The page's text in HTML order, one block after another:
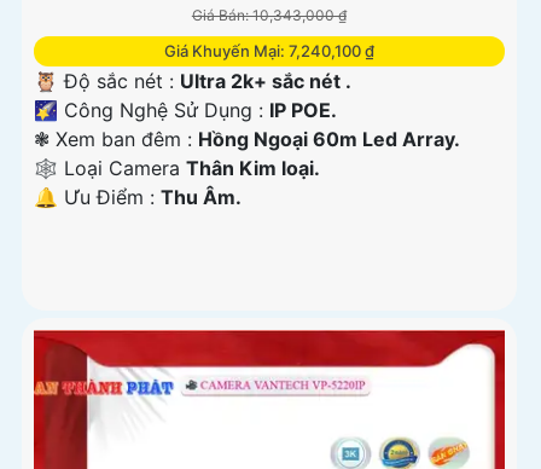
Giá Bán: 10,343,000 ₫
Giá Khuyến Mại: 7,240,100 ₫
🦉 Độ sắc nét : Ultra 2k+ sắc nét .
🌠 Công Nghệ Sử Dụng : IP POE.
❃ Xem ban đêm : Hồng Ngoại 60m Led Array.
🕸️ Loại Camera Thân Kim loại.
️🔔 Ưu Điểm : Thu Âm.